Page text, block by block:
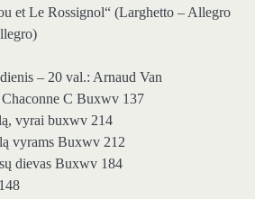
et Le Rossignol“ (Larghetto – Allegro
– 20 val.: Arnaud Van
C Buxwv 137
vyrai buxwv 214
vyrams Buxwv 212
dievas Buxwv 184